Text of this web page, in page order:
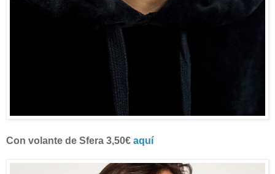
Con volante de Sfera 3,50€ aquí